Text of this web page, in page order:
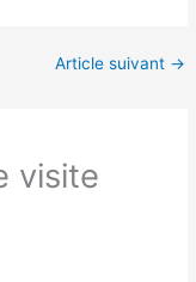
Article suivant →
visite